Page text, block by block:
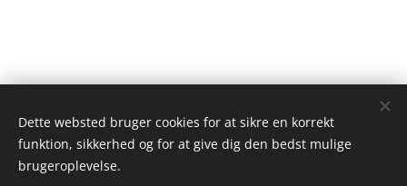
Dette websted bruger cookies for at sikre en korrekt
funktion, sikkerhed og for at give dig den bedst mulige
brugeroplevelse.